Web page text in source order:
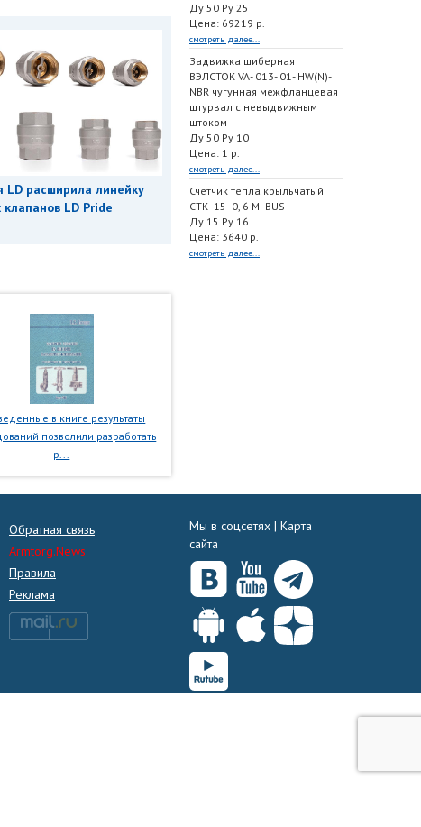
LD расширила линейку
LD Pride
в книге результаты
позволили разработать
р...
Ду 50 Ру 25
Цена: 69219 р.
смотреть далее...
Задвижка шиберная
ВЭЛСТОК VA- 013- 01- HW(N)-
NBR чугунная межфланцевая
штурвал с невыдвижным
штоком
Ду 50 Ру 10
Цена: 1 р.
смотреть далее...
Счетчик тепла крыльчатый
СТК- 15- 0, 6 M- BUS
Ду 15 Ру 16
Цена: 3640 р.
смотреть далее...
Обратная связь
Armtorg.News
Правила
Реклама
Мы в соцсетях | Карта
сайта